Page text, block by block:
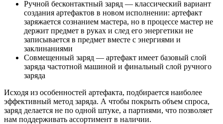
Ручной бесконтактный заряд — классический вариант
создания артефактов в новом исполнении: артефакт
заряжается сознанием мастера, но в процессе мастер не
держит предмет в руках и след его энергетики не
записывается в предмет вместе с энергиями и
заклинаниями
Совмещенный заряд — артефакт имеет базовый слой
заряда частотной машиной и финальный слой ручного
заряда
Исходя из особенностей артефакта, подбирается наиболее
эффективный метод заряда. А чтобы покрыть объем спроса,
заряд делается не по одной штуке, а партиями, что позволяет
нам поддерживать ассортимент в наличии.